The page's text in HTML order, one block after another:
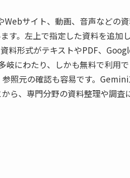
サイト、動画、音声などの資
す。左上で指定した資料を追加
料形式がテキストやPDF、
にわたり、しかも無料で利用
照元の確認も容易です。
ら、専門分野の資料整理や調査